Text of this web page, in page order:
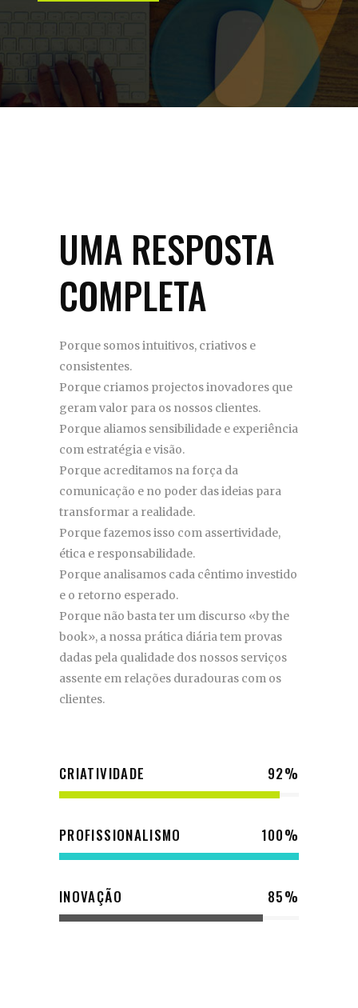
UMA RESPOSTA
COMPLETA
Porque somos intuitivos, criativos e
consistentes.
Porque criamos projectos inovadores que
geram valor para os nossos clientes.
Porque aliamos sensibilidade e experiência
com estratégia e visão.
Porque acreditamos na força da
comunicação e no poder das ideias para
transformar a realidade.
Porque fazemos isso com assertividade,
ética e responsabilidade.
Porque analisamos cada cêntimo investido
e o retorno esperado.
Porque não basta ter um discurso «by the
book», a nossa prática diária tem provas
dadas pela qualidade dos nossos serviços
assente em relações duradouras com os
clientes.
CRIATIVIDADE 92
PROFISSIONALISMO 100
INOVAÇÃO 85